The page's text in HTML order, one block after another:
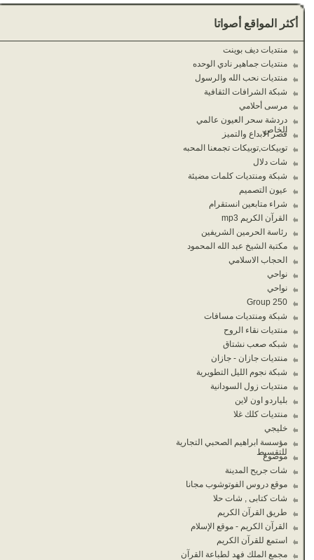
أكثر المواقع أصواتا
منتديات ديف بوينت
منتديات جماهير نادي الوحده
منتديات نحب الله والرسول
شبكة الشرافات الثقافية
مرسى أحلامي
دردشة سحر العيون عالمي
الخاص
قصر الابداع والتميز
توبيكات,توبيكات تجمعنا المحبه
شات دلال
شبكة ومنتديات كلمات مضيئة
عيون التصميم
شراء متابعين انستقرام
القرآن الكريم mp3
رئاسة الحرمين الشريفين
مكتبة الشيخ عبد الله المحمود
الحجاب الاسلامي
نواحي
نواحي
Group 250
شبكة ومنتديات مسافات
منتديات نقاء الروح
شبكه صعب نشتاق
منتديات جازان - جازان
شبكة نجوم الليل التطويرية
منتديات زول السودانية
بلياردو اون لاين
منتديات كلك غلا
خليجي
مؤسسة ابراهيم الصحبي التجارية
للتقسيط
موضوع
شات جريح المدينة
موقع دروس الفوتوشوب مجانا
شات كتابى , شات حلا
طريق القرآن الكريم
القرآن الكريم - موقع الإسلام
استمع للقرآن الكريم
مجمع الملك فهد لطباعة القرآن